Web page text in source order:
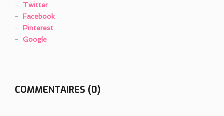
Twitter
Facebook
Pinterest
Google
COMMENTAIRES (0)